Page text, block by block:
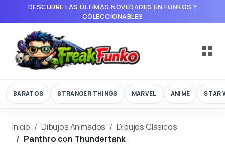
DESCUBRE LAS ÚLTIMAS NOVEDADES EN FUNKOS Y
COLECCIONABLES
BARATOS STRANGER THINGS MARVEL ANIME STAR
Inicio Dibujos Animados
Dibujos Clasicos
Panthro con Thundertank